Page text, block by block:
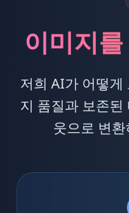
이미지
저희 AI가 어떻게
지 품질과 보존
웃으로 변